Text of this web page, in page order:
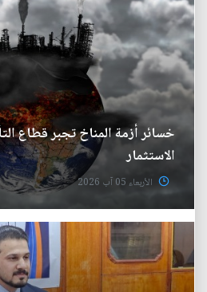
خسائر أزمة المناخ تجبر قطاع
الاستثمار
الأربعاء 05 آب 2026